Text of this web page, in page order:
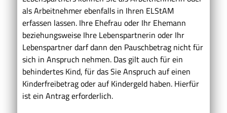
als Arbeitnehmer ebenfalls in Ihren ELStAM
erfassen lassen. Ihre Ehefrau oder Ihr Ehemann
beziehungsweise Ihre Lebenspartnerin oder Ihr
Lebenspartner darf dann den Pauschbetrag nicht für
sich in Anspruch nehmen. Das gilt auch für ein
behindertes Kind, für das Sie Anspruch auf einen
Kinderfreibetrag oder auf Kindergeld haben. Hierfür
ist ein Antrag erforderlich.